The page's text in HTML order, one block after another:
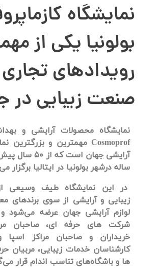
نمایشگاه
بولونیا یکی از
رویدادهای تجاری
صنعت زیبایی در
نمایشگاه محصولات آرایشی و
Cosmoprof مهمترین و بزرگترین
آرایشی جهان است
ساله درشهر بولونیا در ایتالیا برگزار
در این نمایشگاه طیف وسیعی
زیبایی و آرایشی از سوی برندهای
لوازم آرایشی جهان عرضه می‌شود و
شرکت های حرفه ای، صاحبان
خریداران و صاحبان مراکز
کارشناسان خدمات زیبایی، مربیان
ها و باشگاه‌های تناسب اندام قرار